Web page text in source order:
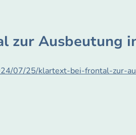
zur Ausbeutung
07/25/klartext-bei-frontal-zur-